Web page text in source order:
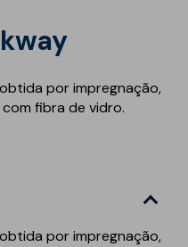
por impregnação,
fibra de vidro.
por impregnação,